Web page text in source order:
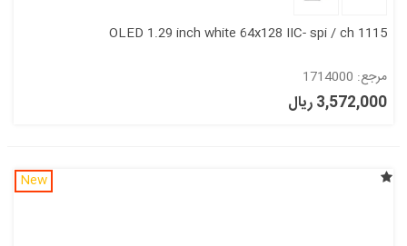
OLED 1.29 inch white 64x128 IIC- spi / ch 1115
مرجع: 1714000
3,572,000 ریال
New